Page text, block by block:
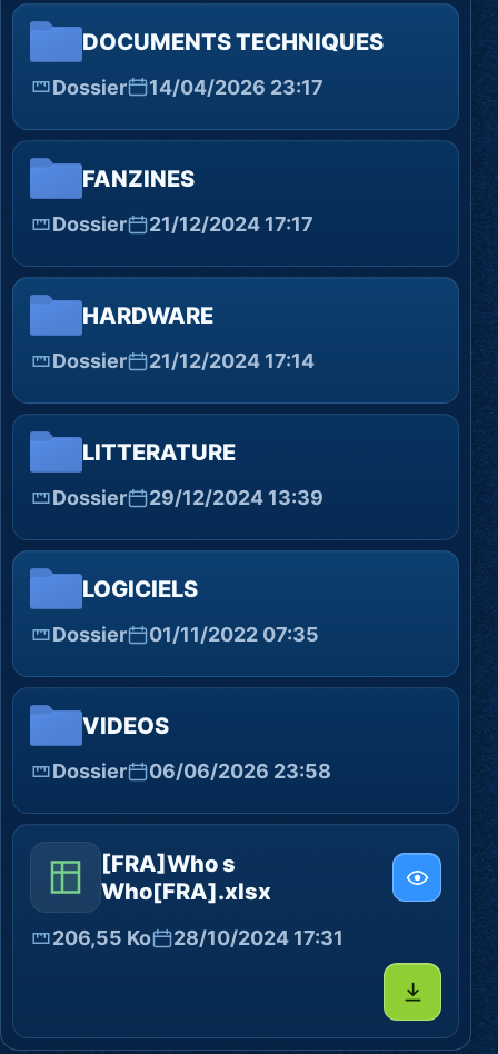
DOCUMENTS TECHNIQUES
Dossier 14/04/2026 23:17
FANZINES
Dossier 21/12/2024 17:17
HARDWARE
Dossier 21/12/2024 17:14
LITTERATURE
Dossier 29/12/2024 13:39
LOGICIELS
Dossier 01/11/2022 07:35
VIDEOS
Dossier 06/06/2026 23:58
[FRA]Who s
Who[FRA].xlsx
206,55 Ko 28/10/2024 17:31